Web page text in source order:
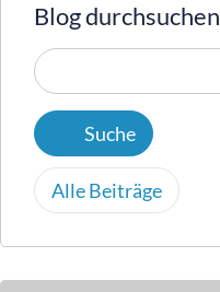
Blog durchsuchen
Alle Beiträge